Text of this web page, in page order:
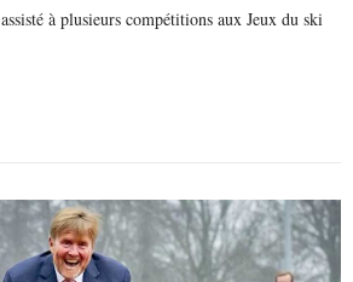
à plusieurs compétitions aux Jeux du ski